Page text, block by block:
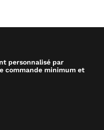
personnalisé par
commande minimum et